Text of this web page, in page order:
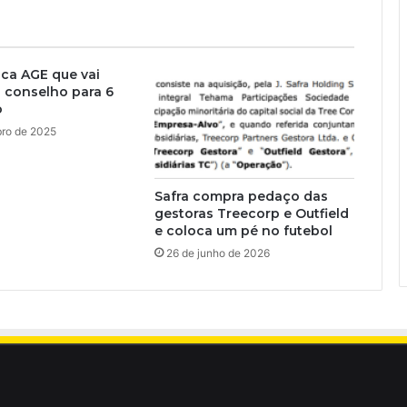
AGE que vai
para 6
de 2025
Safra compra pedaço das
gestoras Treecorp e Outfield
e coloca um pé no futebol
26 de junho de 2026